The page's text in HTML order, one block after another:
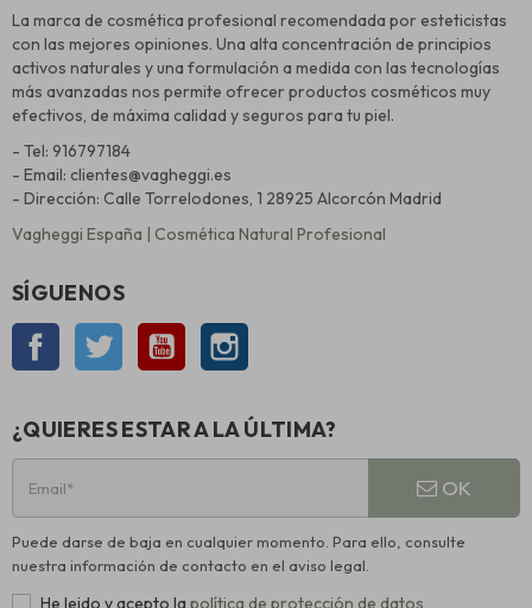
La marca de cosmética profesional recomendada por esteticistas
con las mejores opiniones. Una alta concentración de principios
activos naturales y una formulación a medida con las tecnologías
más avanzadas nos permite ofrecer productos cosméticos muy
efectivos, de máxima calidad y seguros para tu piel.
- Tel: 916797184
- Email: clientes@vagheggi.es
- Dirección: Calle Torrelodones, 1 28925 Alcorcón Madrid
Vagheggi España | Cosmética Natural Profesional
SÍGUENOS
Facebook Twitter YouTube
¿QUIERES ESTAR A LA ÚLTIMA?
OK
Puede darse de baja en cualquier momento. Para ello, consulte
nuestra información de contacto en el aviso legal.
He leido y acepto la política de protección de datos